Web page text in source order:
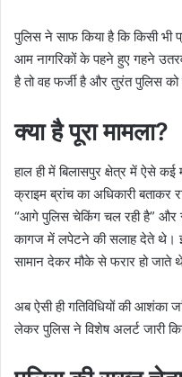
पुलिस ने साफ किया है कि किसी भी
आम नागरिकों के पहने हुए गहने
है तो वह फर्जी है और तुरंत पुलिस को
क्या है पूरा मामला?
हाल ही में बिलासपुर क्षेत्र में ऐसे
क्राइम ब्रांच का अधिकारी
“आगे पुलिस चेकिंग चल रही है” और
कागज में लपेटने की सलाह देते थे।
सामान देकर मौके से फरार हो जाते
अब ऐसी ही गतिविधियों की आशंका
लेकर पुलिस ने विशेष अलर्ट जारी